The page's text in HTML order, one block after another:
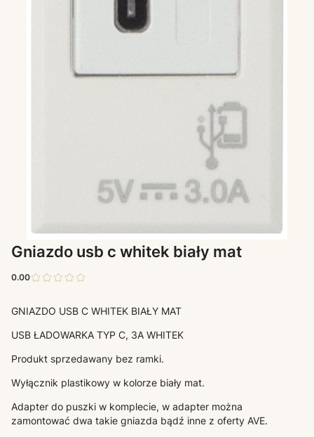
Gniazdo usb c whitek biały mat
0.00
GNIAZDO USB C WHITEK BIAŁY MAT
USB ŁADOWARKA TYP C, 3A WHITEK
Produkt sprzedawany bez ramki.
Wyłącznik plastikowy w kolorze biały mat.
Adapter do puszki w komplecie, w adapter można
zamontować dwa takie gniazda bądź inne z oferty AVE.